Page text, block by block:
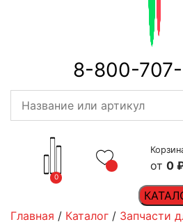
8-800-
0
0
Главная / Каталог / Запчасти